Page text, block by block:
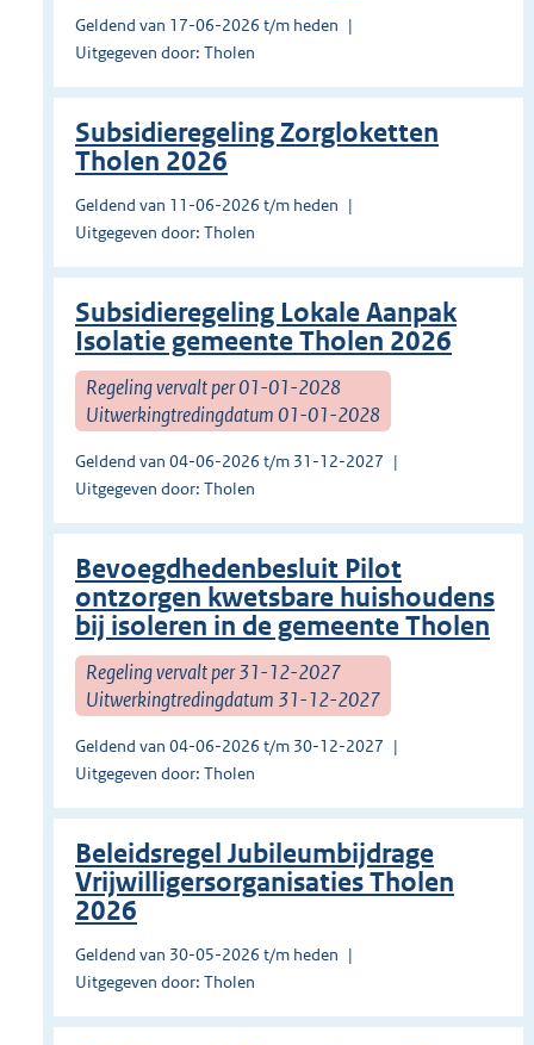
Geldend van 17-06-2026 t/m heden
Uitgegeven door: Tholen
Subsidieregeling Zorgloketten
Tholen 2026
Geldend van 11-06-2026 t/m heden
Uitgegeven door: Tholen
Subsidieregeling Lokale Aanpak
Isolatie gemeente Tholen 2026
Regeling vervalt per 01-01-2028
Uitwerkingtredingdatum 01-01-2028
Geldend van 04-06-2026 t/m 31-12-2027
Uitgegeven door: Tholen
Bevoegdhedenbesluit Pilot
ontzorgen kwetsbare huishoudens
bij isoleren in de gemeente Tholen
Regeling vervalt per 31-12-2027
Uitwerkingtredingdatum 31-12-2027
Geldend van 04-06-2026 t/m 30-12-2027
Uitgegeven door: Tholen
Beleidsregel Jubileumbijdrage
Vrijwilligersorganisaties Tholen
2026
Geldend van 30-05-2026 t/m heden
Uitgegeven door: Tholen